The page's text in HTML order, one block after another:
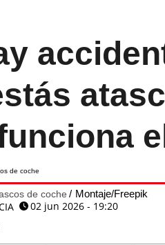
de coche Montaje/Freepik
02 jun 2026 - 19:20